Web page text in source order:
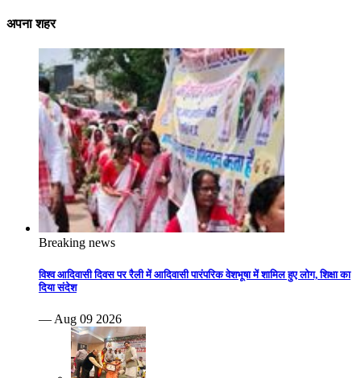
अपना शहर
Breaking news
विश्व आदिवासी दिवस पर रैली में आदिवासी पारंपरिक वेशभूषा में शामिल हुए लोग, शिक्षा का
दिया संदेश
— Aug 09 2026